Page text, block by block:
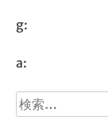
g:
a:
検